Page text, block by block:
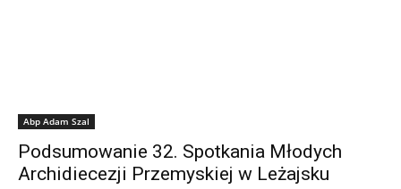
Abp Adam Szal
Podsumowanie 32. Spotkania Młodych
Archidiecezji Przemyskiej w Leżajsku